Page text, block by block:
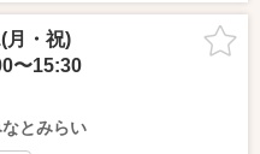
月・祝)
〜15:30
とみらい